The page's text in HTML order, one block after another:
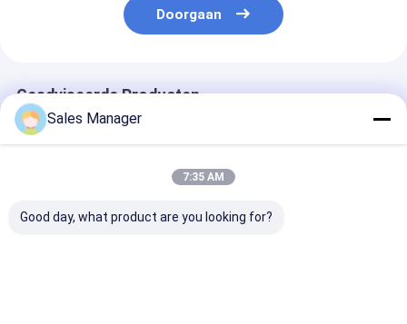
Doorgaan
Geadviseerde Producten
Sales Manager
7:35 AM
Good day, what product are you looking for?